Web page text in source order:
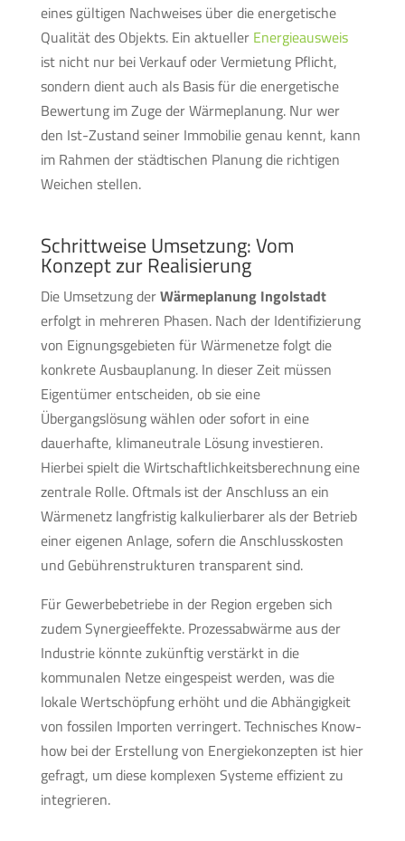
eines gültigen Nachweises über die energetische
Qualität des Objekts. Ein aktuellerEnergieausweis
ist nicht nur bei Verkauf oder Vermietung Pflicht,
sondern dient auch als Basis für die energetische
Bewertung im Zuge der Wärmeplanung. Nur wer
den Ist-Zustand seiner Immobilie genau kennt, kann
im Rahmen der städtischen Planung die richtigen
Weichen stellen.
Schrittweise Umsetzung: Vom
Konzept zur Realisierung
Die Umsetzung derWärmeplanung Ingolstadt
erfolgt in mehreren Phasen. Nach der Identifizierung
von Eignungsgebieten für Wärmenetze folgt die
konkrete Ausbauplanung. In dieser Zeit müssen
Eigentümer entscheiden, ob sie eine
Übergangslösung wählen oder sofort in eine
dauerhafte, klimaneutrale Lösung investieren.
Hierbei spielt die Wirtschaftlichkeitsberechnung eine
zentrale Rolle. Oftmals ist der Anschluss an ein
Wärmenetz langfristig kalkulierbarer als der Betrieb
einer eigenen Anlage, sofern die Anschlusskosten
und Gebührenstrukturen transparent sind.
Für Gewerbebetriebe in der Region ergeben sich
zudem Synergieeffekte. Prozessabwärme aus der
Industrie könnte zukünftig verstärkt in die
kommunalen Netze eingespeist werden, was die
lokale Wertschöpfung erhöht und die Abhängigkeit
von fossilen Importen verringert. Technisches Know-
how bei der Erstellung von Energiekonzepten ist hier
gefragt, um diese komplexen Systeme effizient zu
integrieren.